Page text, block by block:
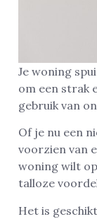
Je woning
om een strak
gebruik van
Of je nu een
voorzien van
woning wilt
talloze
Het is